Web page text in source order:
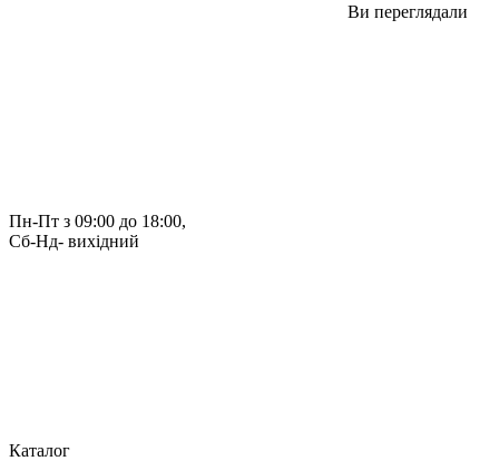
Ви переглядали
Пн-Пт з 09:00 до 18:00,
Сб-Нд- вихідний
Каталог